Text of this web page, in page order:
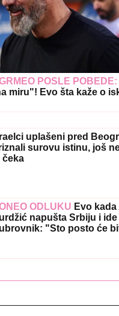
POSLE POBEDE:
miru"! Evo šta kaže o
uplašeni pred
surovu istinu, još
čeka
ODLUKU Evo
napušta Srbiju i ide
"Sto posto će